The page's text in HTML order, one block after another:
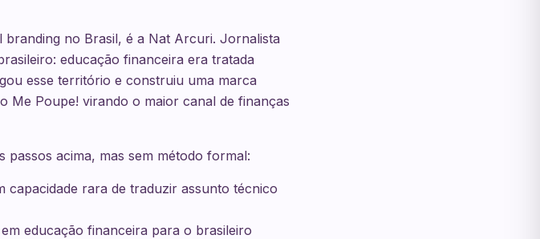
no Brasil, é a Nat Arcuri. Jornalista
educação financeira era tratada
esse território e construiu uma marca
Poupe! virando o maior canal de finanças
acima, mas sem método formal:
capacidade rara de traduzir assunto técnico
educação financeira para o brasileiro